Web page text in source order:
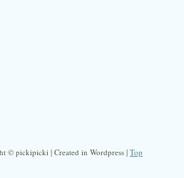
© pickipicki | Created in Wordpress | Top